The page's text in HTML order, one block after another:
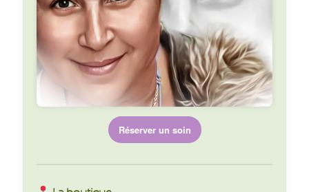
Réserver un soin